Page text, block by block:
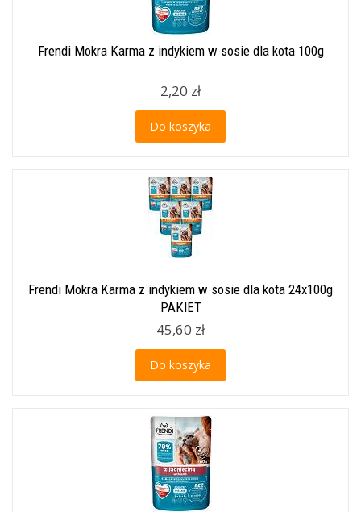
Frendi Mokra Karma z indykiem w sosie dla kota 100g
2,20 zł
Do koszyka
Frendi Mokra Karma z indykiem w sosie dla kota 24x100g
PAKIET
45,60 zł
Do koszyka